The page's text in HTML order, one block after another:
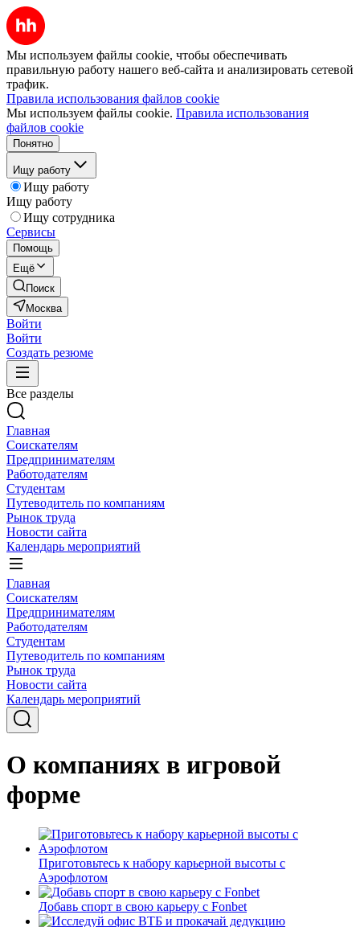
Мы используем файлы cookie, чтобы обеспечивать
правильную работу нашего веб-сайта и анализировать сетевой
трафик.
Правила использования файлов cookie
Мы используем файлы cookie. Правила использования
файлов cookie
Понятно
Ищу работу
Ищу работу
Ищу работу
Ищу сотрудника
Сервисы
Помощь
Ещё
Поиск
Москва
Войти
Войти
Создать резюме
Все разделы
Главная
Соискателям
Предпринимателям
Работодателям
Студентам
Путеводитель по компаниям
Рынок труда
Новости сайта
Календарь мероприятий
Главная
Соискателям
Предпринимателям
Работодателям
Студентам
Путеводитель по компаниям
Рынок труда
Новости сайта
Календарь мероприятий
О компаниях в игровой
форме
Приготовьтесь к набору карьерной высоты с
Аэрофлотом
Добавь спорт в свою карьеру с Fonbet